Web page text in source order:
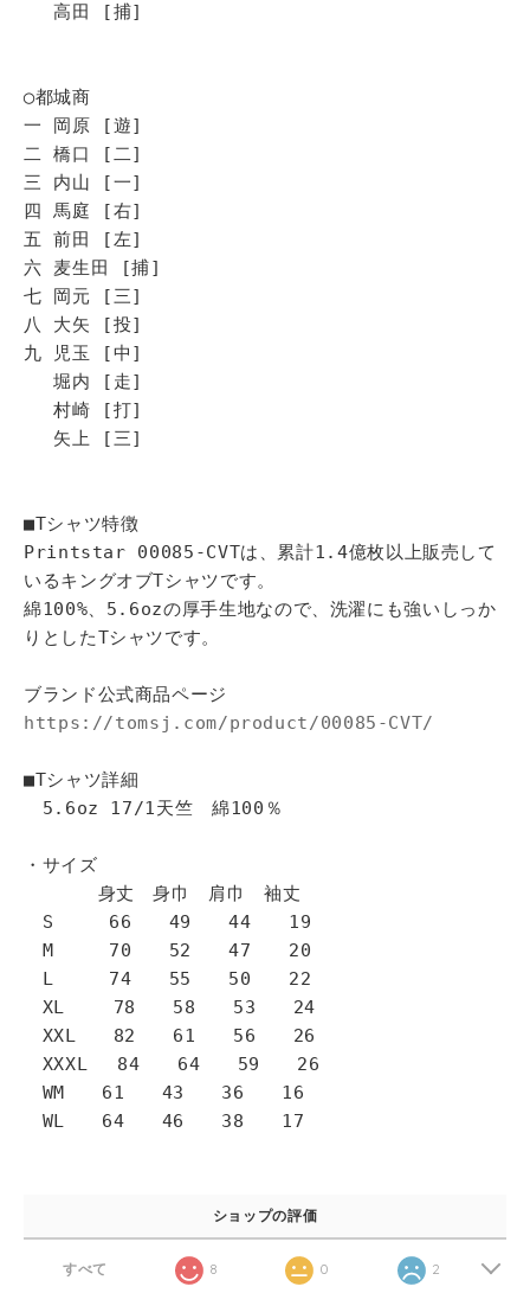
高田 [捕]
◯都城商
一 岡原 [遊]
二 橋口 [二]
三 内山 [一]
四 馬庭 [右]
五 前田 [左]
六 麦生田 [捕]
七 岡元 [三]
八 大矢 [投]
九 児玉 [中]
堀内 [走]
村崎 [打]
矢上 [三]
■Tシャツ特徴
Printstar 00085-CVTは、累計1.4億枚以上販売して
いるキングオブTシャツです。
綿100%、5.6ozの厚手生地なので、洗濯にも強いしっか
りとしたTシャツです。
ブランド公式商品ページ
https://tomsj.com/product/00085-CVT/
■Tシャツ詳細
5.6oz 17/1天竺 綿100％
・サイズ
身丈 身巾 肩巾 袖丈
S 66 49 44 19
M 70 52 47 20
L 74 55 50 22
XL 78 58 53 24
XXL 82 61 56 26
XXXL 84 64 59 26
WM 61 43 36 16
WL 64 46 38 17
ショップの評価
すべて 8 0 2